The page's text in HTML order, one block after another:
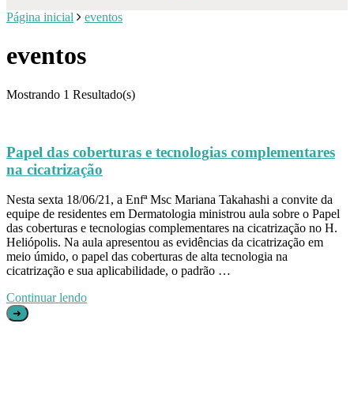
Página inicial eventos
eventos
Mostrando 1 Resultado(s)
Papel das coberturas e tecnologias complementares
na cicatrização
Nesta sexta 18/06/21, a Enfª Msc Mariana Takahashi a convite da
equipe de residentes em Dermatologia ministrou aula sobre o Papel
das coberturas e tecnologias complementares na cicatrização no H.
Heliópolis. Na aula apresentou as evidências da cicatrização em
meio úmido, o papel das coberturas de alta tecnologia na
cicatrização e sua aplicabilidade, o padrão …
Continuar lendo
➜